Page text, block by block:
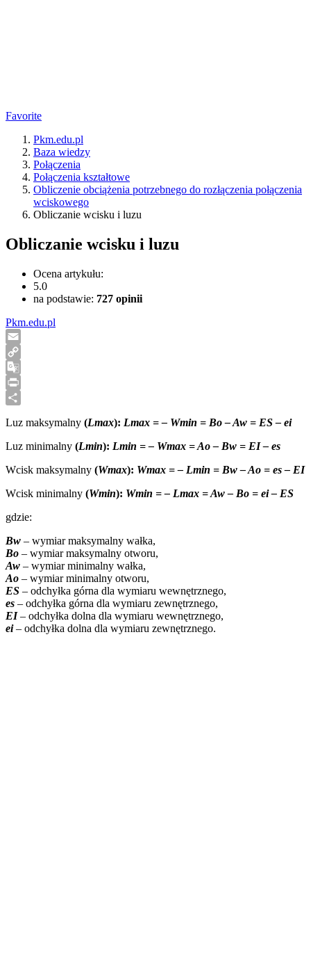
Favorite
Pkm.edu.pl
Baza wiedzy
Połączenia
Połączenia kształtowe
Obliczenie obciążenia potrzebnego do rozłączenia połączenia
wciskowego
Obliczanie wcisku i luzu
Obliczanie wcisku i luzu
Ocena artykułu:
5.0
na podstawie: 727 opinii
Pkm.edu.pl
Email
Copy
Link
Google
Translate
Print
Luz maksymalny (Lmax): Lmax =– Wmin = Bo – Aw = ES – ei
Luz minimalny (Lmin): Lmin =– Wmax = Ao – Bw = EI – es
Wcisk maksymalny (Wmax): Wmax =– Lmin = Bw – Ao = es – EI
Wcisk minimalny (Wmin): Wmin =– Lmax = Aw – Bo = ei – ES
gdzie:
Bw – wymiar maksymalny wałka,
Bo – wymiar maksymalny otworu,
Aw – wymiar minimalny wałka,
Ao – wymiar minimalny otworu,
ES – odchyłka górna dla wymiaru wewnętrznego,
es – odchyłka górna dla wymiaru zewnętrznego,
EI– odchyłka dolna dla wymiaru wewnętrznego,
ei– odchyłka dolna dla wymiaru zewnętrznego.